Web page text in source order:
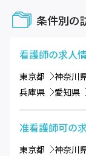
条件別の
看護師の求人
東京都 神奈川
兵庫県
愛知県
准看護師可の
東京都 神奈川